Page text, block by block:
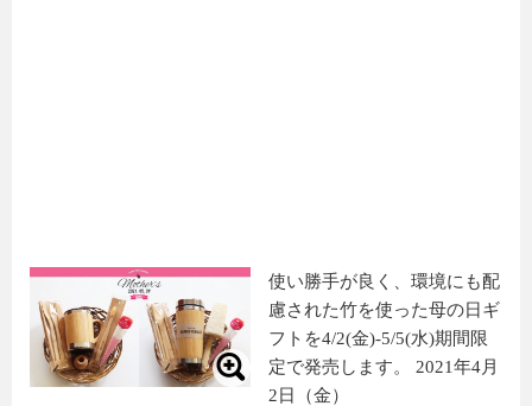
使い勝手が良く、環境にも配
慮された竹を使った母の日ギ
フトを4/2(金)-5/5(水)期間限
定で発売します。 2021年4月
2日（金）